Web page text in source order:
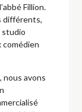
Fillion.
différents,
studio
comédien
nous avons